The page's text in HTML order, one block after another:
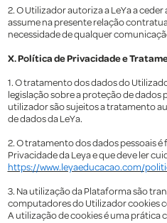
2. O Utilizador autoriza a LeYa a
assume na presente relação
necessidade de qualquer
X. Política de Privacidade e
1. O tratamento dos dados do
legislação sobre a proteção de dados
utilizador são sujeitos a tratamento
de dados da LeYa.
2. O tratamento dos dados pessoais
Privacidade da Leya e que deve ler
https://www.leyaeducacao.com/
3. Na utilização da Plataforma são
computadores do Utilizador cookies
A utilização de cookies é uma prática